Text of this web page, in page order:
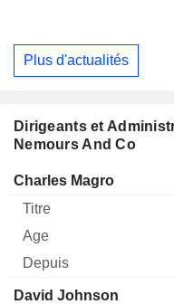
Plus d'actualités
Dirigeants et
Nemours And Co
Dirigeant Titre
Charles Magro
David Johnson